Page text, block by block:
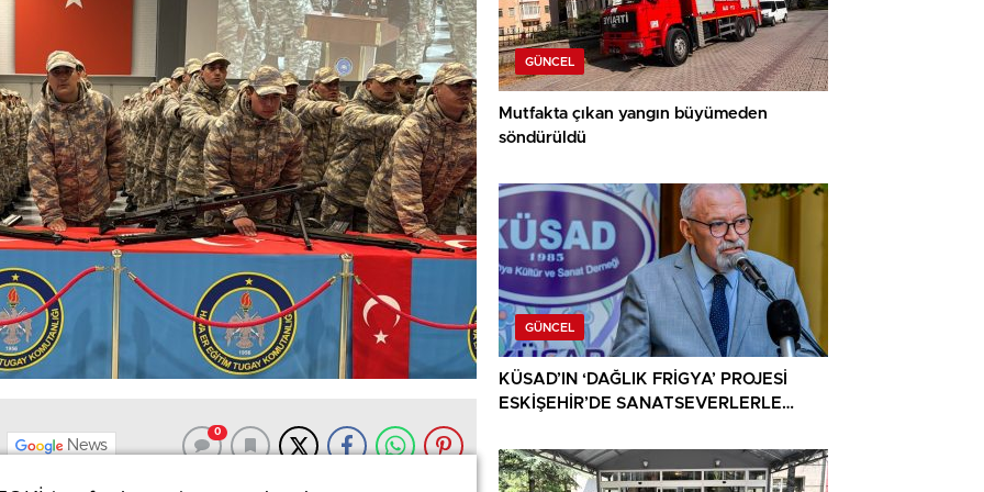
News
0
GÜNCEL
Mutfakta çıkan yangın büyümeden
söndürüldü
GÜNCEL
KÜSAD’IN ‘DAĞLIK FRİGYA’ PROJESİ
ESKİŞEHİR’DE SANATSEVERLERLE